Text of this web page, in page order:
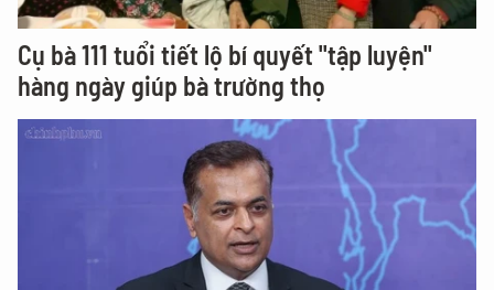
Cụ bà 111 tuổi tiết lộ bí quyết "tập luyện"
hàng ngày giúp bà trường thọ